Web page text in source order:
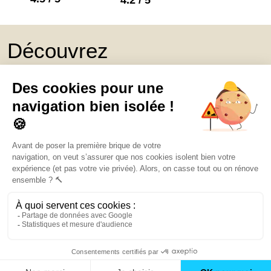
Découvrez
Mon Book Réno 2026,
un catalogue de
conseils et inspirations